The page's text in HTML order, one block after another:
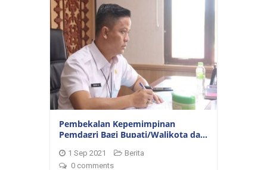
Pembekalan Kepemimpinan
Pemdagri Bagi Bupati/Walikota dan
1 Sep 2021
Berita
0 comments